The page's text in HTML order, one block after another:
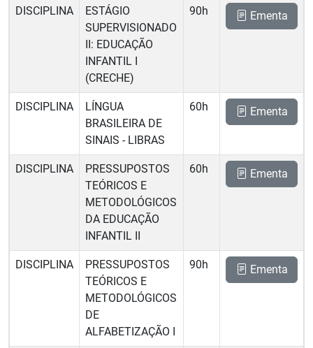
DISCIPLINA
ESTÁGIO
SUPERVISIONADO
II: EDUCAÇÃO
INFANTIL I
(CRECHE)
90h Ementa
DISCIPLINA
LÍNGUA
BRASILEIRA DE
SINAIS - LIBRAS
60h Ementa
DISCIPLINA
PRESSUPOSTOS
TEÓRICOS E
METODOLÓGICOS
DA EDUCAÇÃO
INFANTIL II
60h Ementa
DISCIPLINA
PRESSUPOSTOS
TEÓRICOS E
METODOLÓGICOS
DE
ALFABETIZAÇÃO I
90h Ementa